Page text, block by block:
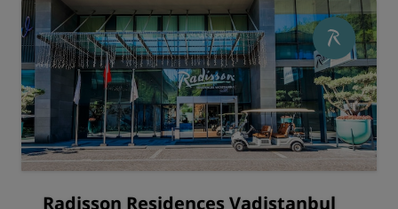
Radisson Residences Vadistanbul